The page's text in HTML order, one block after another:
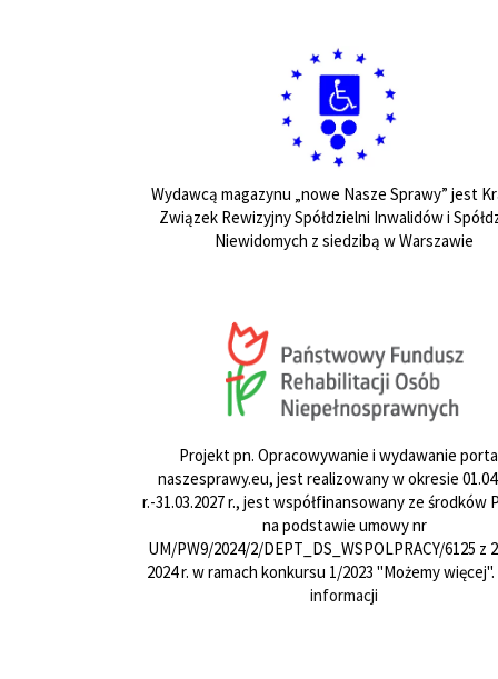
Wydawcą magazynu „nowe Nasze Sprawy” jest
Związek Rewizyjny Spółdzielni Inwalidów i
Niewidomych z siedzibą w Warszawie
Projekt pn. Opracowywanie i wydawanie
naszesprawy.eu, jest realizowany w okresie
r.-31.03.2027 r., jest współfinansowany ze środków
na podstawie umowy nr
UM/PW9/2024/2/DEPT_DS_WSPOLPRACY/6125 z
2024 r. w ramach konkursu 1/2023 "Możemy więcej".
informacji